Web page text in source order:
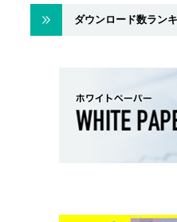
ダウンロード数ラン